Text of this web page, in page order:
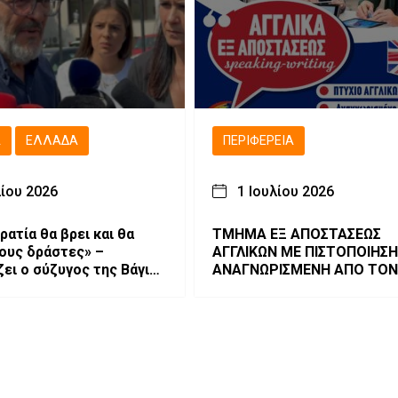
ΕΛΛΆΔΑ
2026
θα βρει και θα
δράστες» –
ο σύζυγος της Βάγιας
ΠΕΡΙΦΈΡΕΙΑ
1 Ιουλίου 2026
ΤΜΗΜΑ ΕΞ ΑΠΟΣΤΑΣΕΩΣ
ΑΓΓΛΙΚΩΝ ΜΕ ΠΙΣΤΟΠΟΙΗΣΗ
ΑΝΑΓΝΩΡΙΣΜΕΝΗ ΑΠΟ